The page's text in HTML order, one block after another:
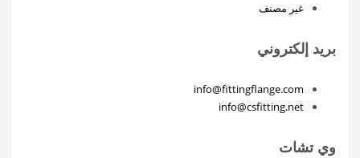
غير مصنف
بريد إلكتروني
info@fittingflange.com
info@csfitting.net
وي تشات